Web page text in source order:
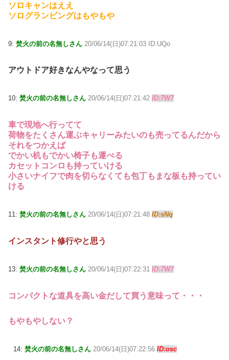
ソロキャンはええ
ソログランピングはもやもや
9: 焚火の前の名無しさん 20/06/14(日)07:21:03 ID:UQo
アウトドア好きなんやなって思う
10: 焚火の前の名無しさん 20/06/14(日)07:21:42 ID:7W7
車で現地へ行ってて
荷物をたくさん運ぶキャリーみたいのも売ってるんだから
それをつかえば
でかい机もでかい椅子も運べる
カセットコンロも持っていける
小さいナイフで肉を切らなくても包丁もまな板も持ってい
ける
11: 焚火の前の名無しさん 20/06/14(日)07:21:48 ID:sNq
インスタント修行やと思う
13: 焚火の前の名無しさん 20/06/14(日)07:22:31 ID:7W7
コンパクトな道具を高い金だして買う意味って・・・
もやもやしない？
14: 焚火の前の名無しさん 20/06/14(日)07:22:56 ID:osc